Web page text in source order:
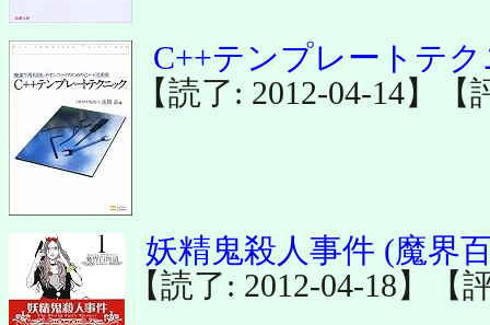
C++テンプレートテ
【読了: 2012-04-14】【
妖精鬼殺人事件 (魔界
【読了: 2012-04-18】【